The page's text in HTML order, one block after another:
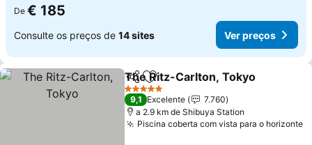
De € 185
Consulte os preços de 14 sites Ver preços
PartilharAdicionar aos favoritos
The Ritz-Carlton, Tokyo
5 Estrelas
9,1 Excelente
7.760
a 2.9 km de Shibuya Station
Piscina coberta com vista para o horizonte